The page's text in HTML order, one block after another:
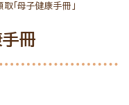
「母子健康手冊」
冊